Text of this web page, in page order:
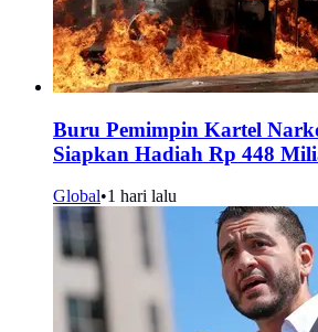
Buru Pemimpin Kartel
Siapkan Hadiah Rp 448
Global•1 hari lalu